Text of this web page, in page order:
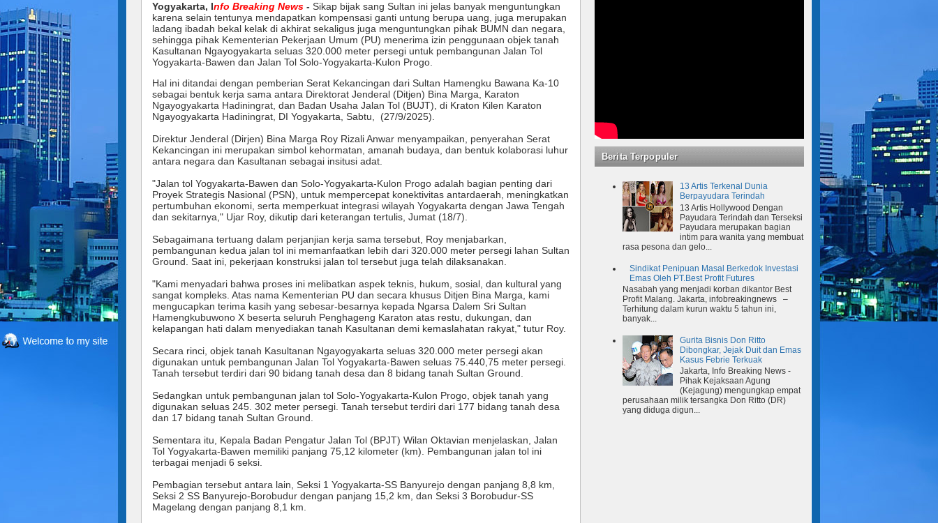
Yogyakarta, Info Breaking News - Sikap bijak sang Sultan ini jelas banyak menguntungkan
karena selain tentunya mendapatkan kompensasi ganti untung berupa uang, juga merupakan
ladang ibadah bekal kelak di akhirat sekaligus juga menguntungkan pihak BUMN dan negara,
sehingga pihak Kementerian Pekerjaan Umum (PU) menerima izin penggunaan objek tanah
Kasultanan Ngayogyakarta seluas 320.000 meter persegi untuk pembangunan Jalan Tol
Yogyakarta-Bawen dan Jalan Tol Solo-Yogyakarta-Kulon Progo.
Hal ini ditandai dengan pemberian Serat Kekancingan dari Sultan Hamengku Bawana Ka-10
sebagai bentuk kerja sama antara Direktorat Jenderal (Ditjen) Bina Marga, Karaton
Ngayogyakarta Hadiningrat, dan Badan Usaha Jalan Tol (BUJT), di Kraton Kilen Karaton
Ngayogyakarta Hadiningrat, DI Yogyakarta, Sabtu, (27/9/2025).
Direktur Jenderal (Dirjen) Bina Marga Roy Rizali Anwar menyampaikan, penyerahan Serat
Kekancingan ini merupakan simbol kehormatan, amanah budaya, dan bentuk kolaborasi luhur
antara negara dan Kasultanan sebagai insitusi adat.
"Jalan tol Yogyakarta-Bawen dan Solo-Yogyakarta-Kulon Progo adalah bagian penting dari
Proyek Strategis Nasional (PSN), untuk mempercepat konektivitas antardaerah, meningkatkan
pertumbuhan ekonomi, serta memperkuat integrasi wilayah Yogyakarta dengan Jawa Tengah
dan sekitarnya," Ujar Roy, dikutip dari keterangan tertulis, Jumat (18/7).
Sebagaimana tertuang dalam perjanjian kerja sama tersebut, Roy menjabarkan,
pembangunan kedua jalan tol ini memanfaatkan lebih dari 320.000 meter persegi lahan Sultan
Ground. Saat ini, pekerjaan konstruksi jalan tol tersebut juga telah dilaksanakan.
"Kami menyadari bahwa proses ini melibatkan aspek teknis, hukum, sosial, dan kultural yang
sangat kompleks. Atas nama Kementerian PU dan secara khusus Ditjen Bina Marga, kami
mengucapkan terima kasih yang sebesar-besarnya kepada Ngarsa Dalem Sri Sultan
Hamengkubuwono X beserta seluruh Penghageng Karaton atas restu, dukungan, dan
kelapangan hati dalam menyediakan tanah Kasultanan demi kemaslahatan rakyat," tutur Roy.
Secara rinci, objek tanah Kasultanan Ngayogyakarta seluas 320.000 meter persegi akan
digunakan untuk pembangunan Jalan Tol Yogyakarta-Bawen seluas 75.440,75 meter persegi.
Tanah tersebut terdiri dari 90 bidang tanah desa dan 8 bidang tanah Sultan Ground.
Sedangkan untuk pembangunan jalan tol Solo-Yogyakarta-Kulon Progo, objek tanah yang
digunakan seluas 245. 302 meter persegi. Tanah tersebut terdiri dari 177 bidang tanah desa
dan 17 bidang tanah Sultan Ground.
Sementara itu, Kepala Badan Pengatur Jalan Tol (BPJT) Wilan Oktavian menjelaskan, Jalan
Tol Yogyakarta-Bawen memiliki panjang 75,12 kilometer (km). Pembangunan jalan tol ini
terbagai menjadi 6 seksi.
Pembagian tersebut antara lain, Seksi 1 Yogyakarta-SS Banyurejo dengan panjang 8,8 km,
Seksi 2 SS Banyurejo-Borobudur dengan panjang 15,2 km, dan Seksi 3 Borobudur-SS
Magelang dengan panjang 8,1 km.
Berita Terpopuler
13 Artis Terkenal Dunia
Berpayudara Terindah
13 Artis Hollywood Dengan
Payudara Terindah dan Terseksi
Payudara merupakan bagian
intim para wanita yang membuat
rasa pesona dan gelo...
Sindikat Penipuan Masal Berkedok Investasi
Emas Oleh PT.Best Profit Futures
Nasabah yang menjadi korban dikantor Best
Profit Malang. Jakarta, infobreakingnews –
Terhitung dalam kurun waktu 5 tahun ini,
banyak...
Gurita Bisnis Don Ritto
Dibongkar, Jejak Duit dan Emas
Kasus Febrie Terkuak
Jakarta, Info Breaking News -
Pihak Kejaksaan Agung
(Kejagung) mengungkap empat
perusahaan milik tersangka Don Ritto (DR)
yang diduga digun...